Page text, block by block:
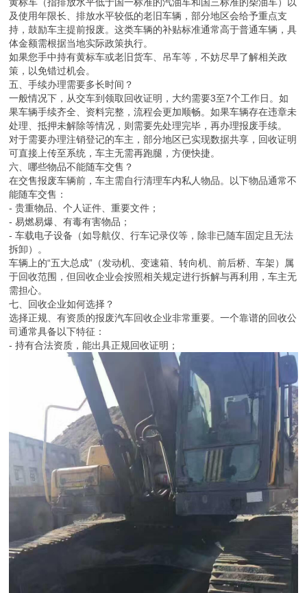
黄标车（指排放水平低于国一标准的汽油车和国三标准的柴油车）以
及使用年限长、排放水平较低的老旧车辆，部分地区会给予重点支
持，鼓励车主提前报废。这类车辆的补贴标准通常高于普通车辆，具
体金额需根据当地实际政策执行。
如果您手中持有黄标车或老旧货车、吊车等，不妨尽早了解相关政
策，以免错过机会。
五、手续办理需要多长时间？
一般情况下，从交车到领取回收证明，大约需要3至7个工作日。如
果车辆手续齐全、资料完整，流程会更加顺畅。如果车辆存在违章未
处理、抵押未解除等情况，则需要先处理完毕，再办理报废手续。
对于需要办理注销登记的车主，部分地区已实现数据共享，回收证明
可直接上传至系统，车主无需再跑腿，方便快捷。
六、哪些物品不能随车交售？
在交售报废车辆前，车主需自行清理车内私人物品。以下物品通常不
能随车交售：
- 贵重物品、个人证件、重要文件；
- 易燃易爆、有毒有害物品；
- 车载电子设备（如导航仪、行车记录仪等，除非已随车固定且无法
拆卸）。
车辆上的“五大总成”（发动机、变速箱、转向机、前后桥、车架）属
于回收范围，但回收企业会按照相关规定进行拆解与再利用，车主无
需担心。
七、回收企业如何选择？
选择正规、有资质的报废汽车回收企业非常重要。一个靠谱的回收公
司通常具备以下特征：
- 持有合法资质，能出具正规回收证明；